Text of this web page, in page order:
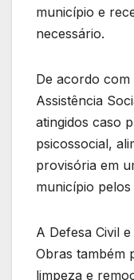
município e
necessário.
De acordo com
Assistência
atingidos caso
psicossocial,
provisória em
município
A Defesa Civil
Obras também
limpeza e